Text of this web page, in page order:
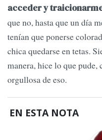
acceder y
que no, hasta que un día
tenían que ponerse
chica quedarse en tetas.
manera, hice lo que
orgullosa de eso.
EN ESTA NOTA